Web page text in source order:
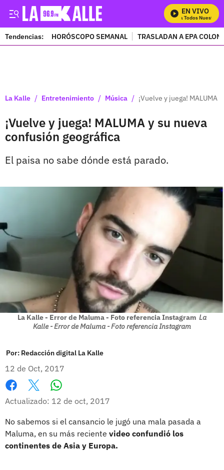
EN VIVO
Mira Todos Nuestros
Tendencias: HORÓSCOPO SEMANAL TRASLADAN A EPA
La Kalle / Entretenimiento / Música / ¡Vuelve y juega! MALUMA
¡Vuelve y juega! MALUMA y su nueva
confusión geográfica
El paisa no sabe dónde está parado.
La Kalle - Error de Maluma - Foto referencia Instagram La
Kalle - Error de Maluma - Foto referencia Instagram
Por: Redacción digital La Kalle
12 de Oct, 2017
Facebook
X
Actualizado: 12 de oct, 2017
No sabemos si el cansancio le jugó una mala pasada a
Maluma, en su más reciente video confundió los
continentes de Asia y Europa.